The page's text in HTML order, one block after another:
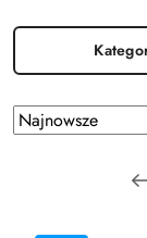
Zastosowano
sortowanie:
Sortuj
według